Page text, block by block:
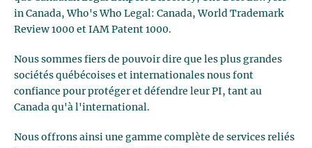
in Canada, Who's Who Legal: Canada, World Trademark
Review 1000 et IAM Patent 1000.
Nous sommes fiers de pouvoir dire que les plus grandes
sociétés québécoises et internationales nous font
confiance pour protéger et défendre leur PI, tant au
Canada qu'à l'international.
Nous offrons ainsi une gamme complète de services reliés